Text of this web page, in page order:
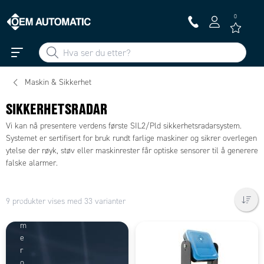
0
Maskin & Sikkerhet
SIKKERHETSRADAR
Vi kan nå presentere verdens første SIL2/Pld sikkerhetsradarsystem.
Systemet er sertifisert for bruk rundt farlige maskiner og sikrer overlegen
ytelse der røyk, støv eller maskinrester får optiske sensorer til å generere
falske alarmer.
9 produkter vises med 33 varianter
e
m
e
r